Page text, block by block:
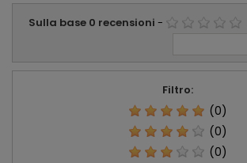
Sulla base 0 recensioni -
Filtro:
(0)
(0)
(0)